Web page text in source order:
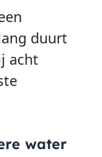
duurt
acht
water